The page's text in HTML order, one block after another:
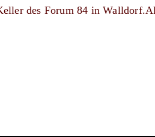
des Forum 84 in